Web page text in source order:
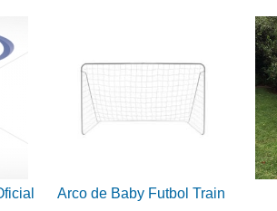
Arco de Baby Futbol Train